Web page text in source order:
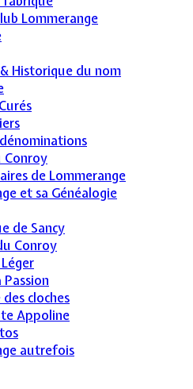
Lommerange
Historique du nom
Conroy
de Lommerange
et sa Généalogie
de Sancy
Conroy
Passion
cloches
Appoline
autrefois